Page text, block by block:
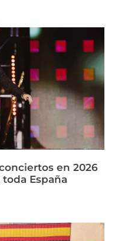
en 2026
España